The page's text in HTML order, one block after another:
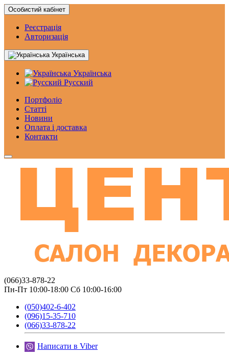
Особистий кабінет
Реєстрація
Авторизація
Українська
Українська
Русский
Портфоліо
Статтi
Новини
Оплата і доставка
Контакти
(066)33-878-22
Пн-Пт 10:00-18:00 Сб 10:00-16:00
(050)402-6-402
(096)15-35-710
(066)33-878-22
Написати в Viber